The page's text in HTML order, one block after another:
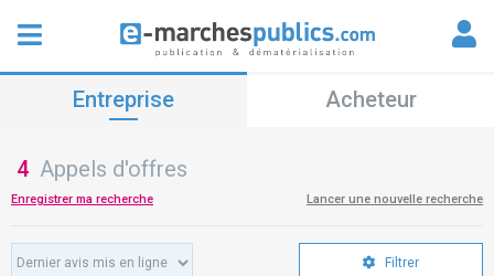
Entreprise Acheteur
4 Appels d'offres
Enregistrer ma recherche Lancer une nouvelle recherche
Filtrer